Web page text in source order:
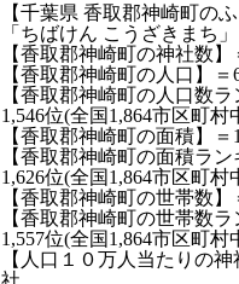
【千葉県 香取郡神崎町の
「ちばけん こうざきまち」
【香取郡神崎町の神社数】
【香取郡神崎町の人口】＝
【香取郡神崎町の人口数ラ
1,546位(全国1,864市区町村
【香取郡神崎町の面積】＝
【香取郡神崎町の面積ラン
1,626位(全国1,864市区町村
【香取郡神崎町の世帯数】
【香取郡神崎町の世帯数ラ
1,557位(全国1,864市区町村
【人口１０万人当たりの
社